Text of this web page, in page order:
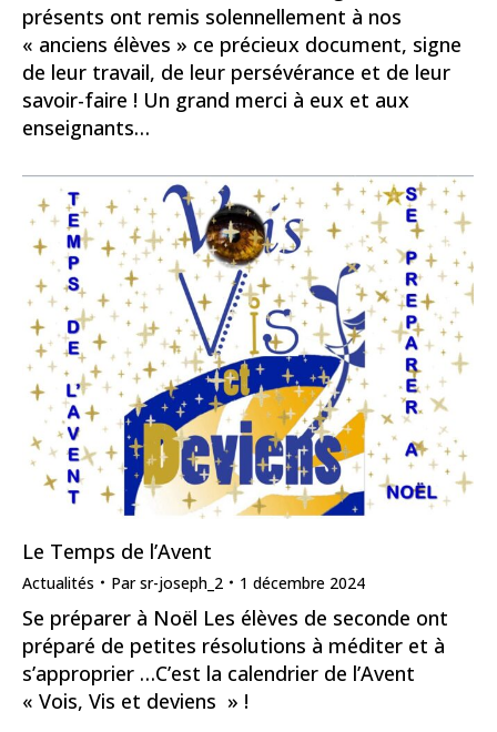
présents ont remis solennellement à nos
« anciens élèves » ce précieux document, signe
de leur travail, de leur persévérance et de leur
savoir-faire ! Un grand merci à eux et aux
enseignants…
Le Temps de l’Avent
Actualités Parsr-joseph_2 1 décembre 2024
Se préparer à Noël Les élèves de seconde ont
préparé de petites résolutions à méditer et à
s’approprier …C’est la calendrier de l’Avent
« Vois, Vis et deviens » !